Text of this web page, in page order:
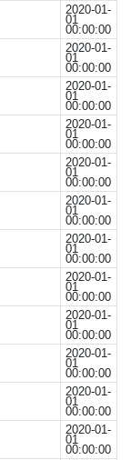
2020-01-
01
00:00:00
2020-01-
01
00:00:00
2020-01-
01
00:00:00
2020-01-
01
00:00:00
2020-01-
01
00:00:00
2020-01-
01
00:00:00
2020-01-
01
00:00:00
2020-01-
01
00:00:00
2020-01-
01
00:00:00
2020-01-
01
00:00:00
2020-01-
01
00:00:00
2020-01-
01
00:00:00